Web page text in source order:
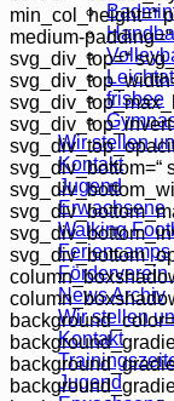
frisbee
Wir stellen
Kontakt
Jugend
Erwachsene
Walking
Feriencamps
Förderverein
News Archiv
Wir stellen
Kontakt
Jugend
min_col_height=“
medium-
svg_div_top=“
svg_div_bottom=“